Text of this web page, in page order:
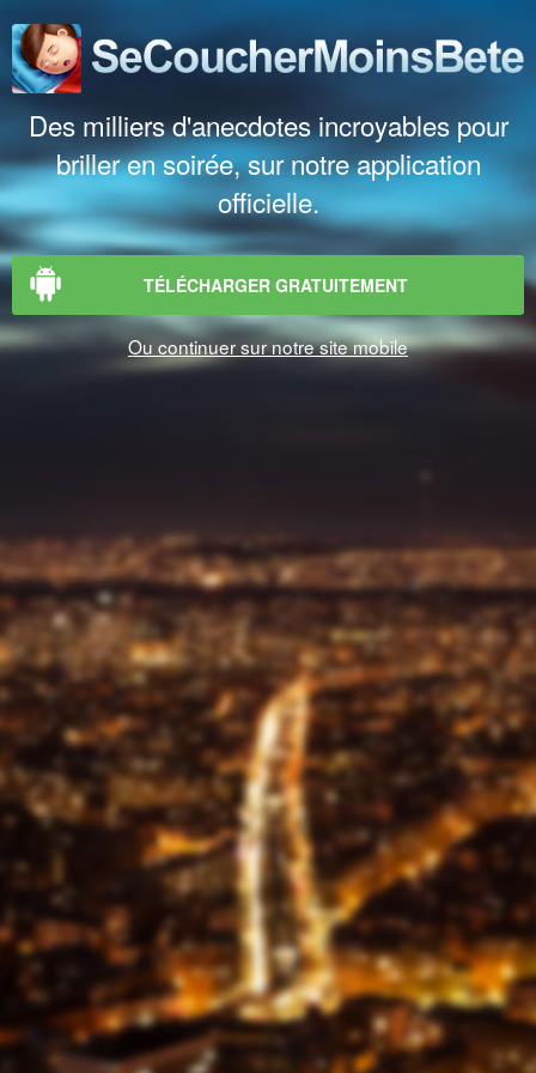
Des milliers d'anecdotes incroyables pour
briller en soirée, sur notre application
officielle.
TÉLÉCHARGER GRATUITEMENT
Ou continuer sur notre site mobile